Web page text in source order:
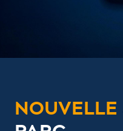
NOUVELLE